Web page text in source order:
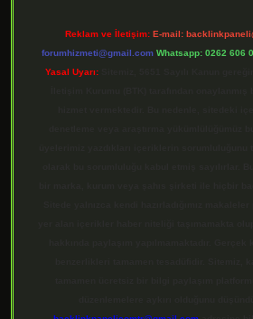
Reklam ve İletişim: E-mail:
forumhizmeti@gmail.com Whatsapp: 0262 606
Yasal Uyarı: